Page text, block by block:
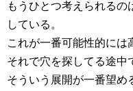
もうひとつ考えられる
している。
これが一番可能性的には
それで穴を探してる途中
そういう展開が一番望め